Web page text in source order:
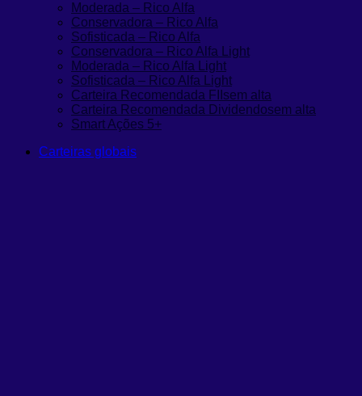
Moderada – Rico Alfa
Conservadora – Rico Alfa
Sofisticada – Rico Alfa
Conservadora – Rico Alfa Light
Moderada – Rico Alfa Light
Sofisticada – Rico Alfa Light
Carteira Recomendada FIIsem alta
Carteira Recomendada Dividendosem alta
Smart Ações 5+
Carteiras globais